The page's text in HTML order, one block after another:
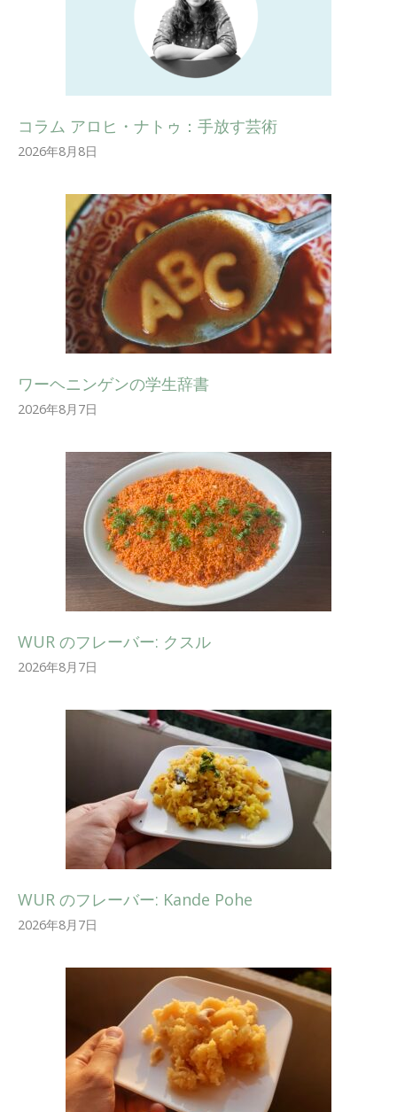
コラム アロヒ・ナトゥ：手放す芸術
2026年8月8日
ワーヘニンゲンの学生辞書
2026年8月7日
WUR のフレーバー: クスル
2026年8月7日
WUR のフレーバー: Kande Pohe
2026年8月7日